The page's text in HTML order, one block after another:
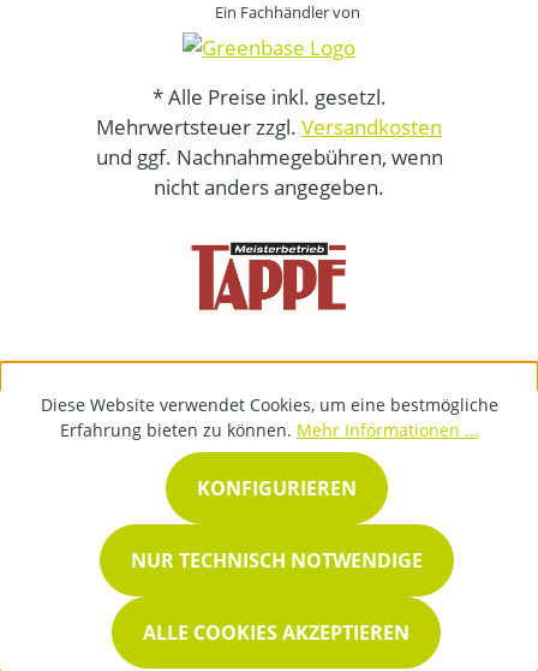
Ein Fachhändler von
* Alle Preise inkl. gesetzl.
Mehrwertsteuer zzgl. Versandkosten
und ggf. Nachnahmegebühren, wenn
nicht anders angegeben.
Diese Website verwendet Cookies, um eine bestmögliche
Erfahrung bieten zu können. Mehr Informationen ...
NUR TECHNISCH NOTWENDIGE
KONFIGURIEREN
ALLE COOKIES AKZEPTIEREN